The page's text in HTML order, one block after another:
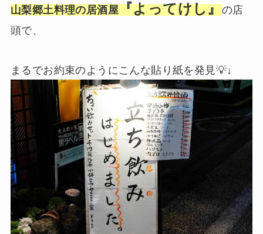
山梨郷土料理の居酒屋『よってけし』の店
頭で、
まるでお約束のようにこんな貼り紙を発見💡↓